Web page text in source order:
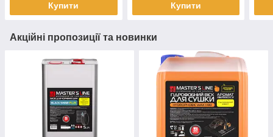
Купити Купити
Акційні пропозиції та новинки